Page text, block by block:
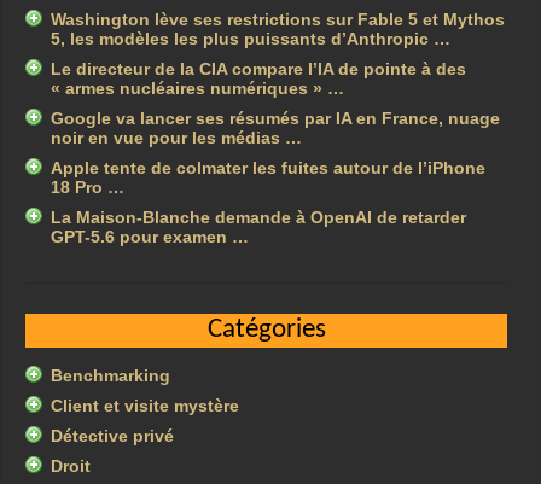
Washington lève ses restrictions sur Fable 5 et Mythos
5, les modèles les plus puissants d’Anthropic …
Le directeur de la CIA compare l’IA de pointe à des
« armes nucléaires numériques » …
Google va lancer ses résumés par IA en France, nuage
noir en vue pour les médias …
Apple tente de colmater les fuites autour de l’iPhone
18 Pro …
La Maison-Blanche demande à OpenAI de retarder
GPT-5.6 pour examen …
Catégories
Benchmarking
Client et visite mystère
Détective privé
Droit